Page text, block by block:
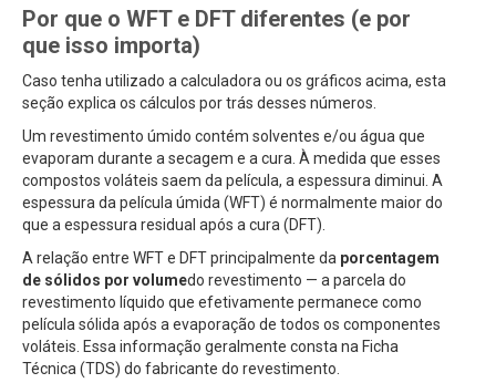
Por que o WFT e DFT diferentes (e por
que isso importa)
Caso tenha utilizado a calculadora ou os gráficos acima, esta
seção explica os cálculos por trás desses números.
Um revestimento úmido contém solventes e/ou água que
evaporam durante a secagem e a cura. À medida que esses
compostos voláteis saem da película, a espessura diminui. A
espessura da película úmida (WFT) é normalmente maior do
que a espessura residual após a cura (DFT).
A relação entre WFT e DFT principalmente da porcentagem
de sólidos por volumedo revestimento — a parcela do
revestimento líquido que efetivamente permanece como
película sólida após a evaporação de todos os componentes
voláteis. Essa informação geralmente consta na Ficha
Técnica (TDS) do fabricante do revestimento.